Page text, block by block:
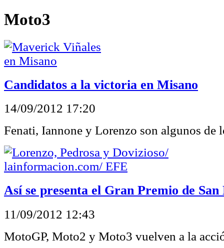
Moto3
Candidatos a la victoria en Misano
14/09/2012 17:20
Fenati, Iannone y Lorenzo son algunos de
Así se presenta el Gran Premio de
11/09/2012 12:43
MotoGP, Moto2 y Moto3 vuelven a la